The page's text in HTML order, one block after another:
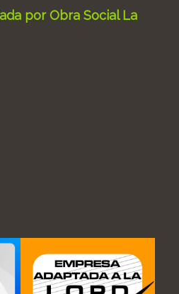
por Obra Social La